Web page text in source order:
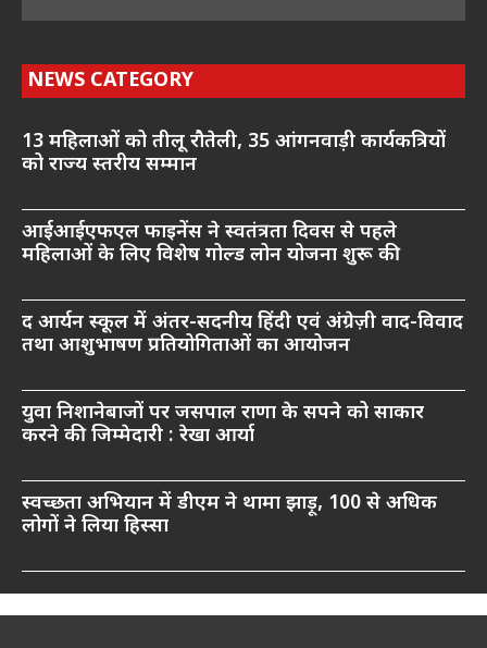
NEWS CATEGORY
13 महिलाओं को तीलू रौतेली, 35 आंगनवाड़ी कार्यकत्रियों
को राज्य स्तरीय सम्मान
आईआईएफएल फाइनेंस ने स्वतंत्रता दिवस से पहले
महिलाओं के लिए विशेष गोल्ड लोन योजना शुरू की
द आर्यन स्कूल में अंतर-सदनीय हिंदी एवं अंग्रेज़ी वाद-विवाद
तथा आशुभाषण प्रतियोगिताओं का आयोजन
युवा निशानेबाजों पर जसपाल राणा के सपने को साकार
करने की जिम्मेदारी : रेखा आर्या
स्वच्छता अभियान में डीएम ने थामा झाड़ू, 100 से अधिक
लोगों ने लिया हिस्सा